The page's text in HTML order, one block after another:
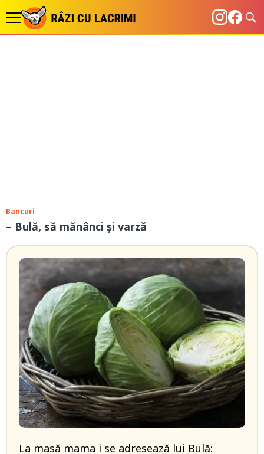
Bancuri
– Bulă, să mănânci și varză
La masă mama i se adresează lui Bulă: